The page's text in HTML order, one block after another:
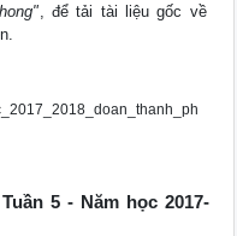
, để tải tài liệu gốc về
5 - Năm học 2017-